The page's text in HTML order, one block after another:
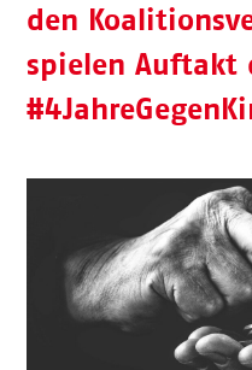
den
spielen Auftakt